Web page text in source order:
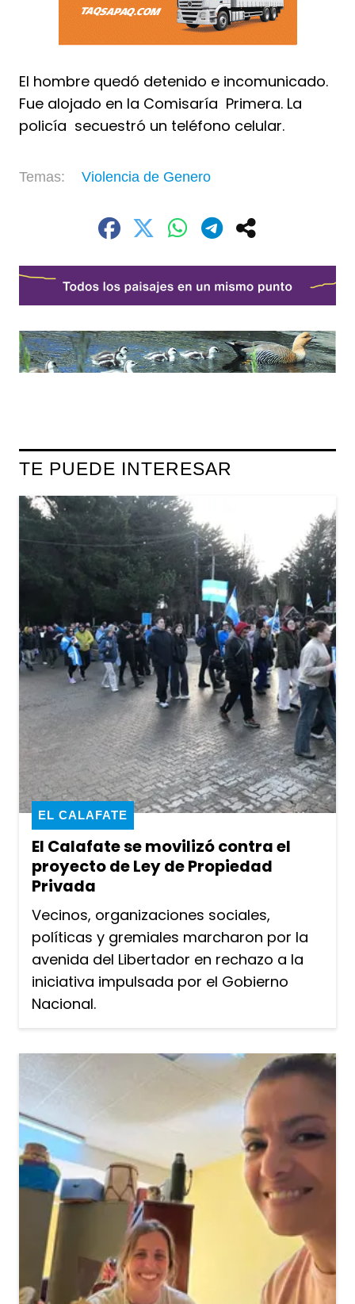
El hombre quedó detenido e incomunicado.
Fue alojado en la Comisaría Primera. La
policía secuestró un teléfono celular.
Violencia de Genero
TE PUEDE INTERESAR
El Calafate se movilizó contra el
proyecto de Ley de Propiedad
Privada
EL CALAFATE
Vecinos, organizaciones sociales,
políticas y gremiales marcharon por la
avenida del Libertador en rechazo a la
iniciativa impulsada por el Gobierno
Nacional.